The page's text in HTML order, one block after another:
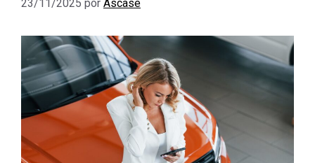
23/11/2025 por Ascase